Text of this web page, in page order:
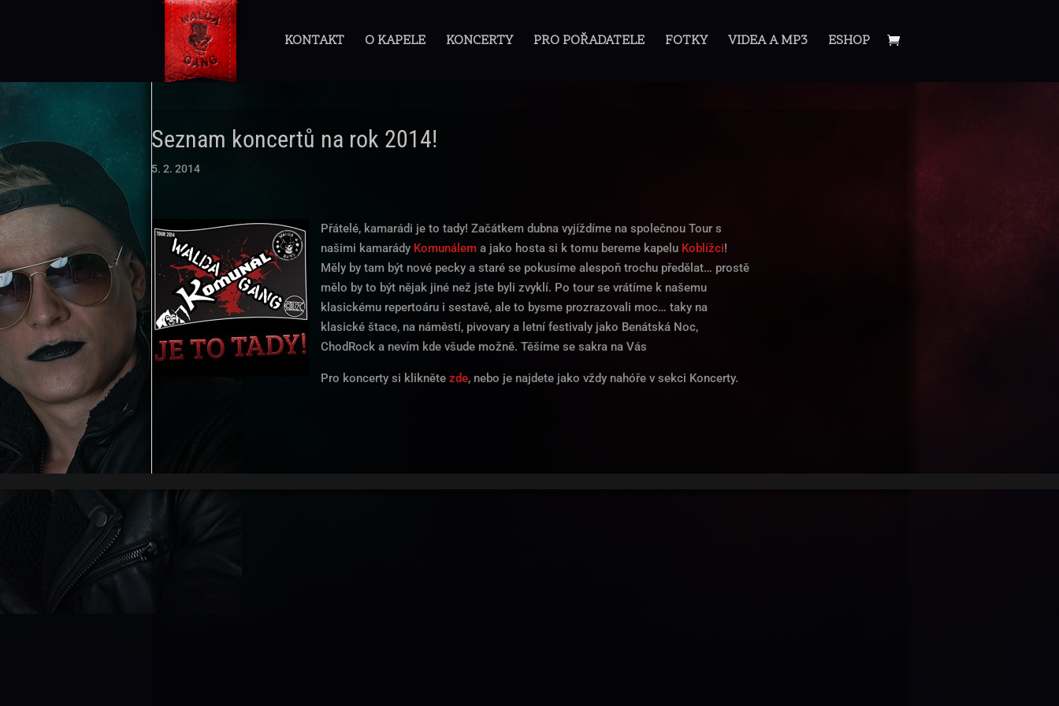
KONTAKT O KAPELE KONCERTY PRO POŘADATELE FOTKY VIDEA A MP3 ESHOP
Seznam koncertů na rok 2014!
5. 2. 2014
Přátelé, kamarádi je to tady! Začátkem dubna vyjíždíme na společnou Tour s
našimi kamarády Komunálem a jako hosta si k tomu bereme kapelu Koblížci!
Měly by tam být nové pecky a staré se pokusíme alespoň trochu předělat… prostě
mělo by to být nějak jiné než jste byli zvyklí. Po tour se vrátíme k našemu
klasickému repertoáru i sestavě, ale to bysme prozrazovali moc… taky na
klasické štace, na náměstí, pivovary a letní festivaly jako Benátská Noc,
ChodRock a nevím kde všude možně. Těšíme se sakra na Vás
Pro koncerty si klikněte zde, nebo je najdete jako vždy nahóře v sekci Koncerty.